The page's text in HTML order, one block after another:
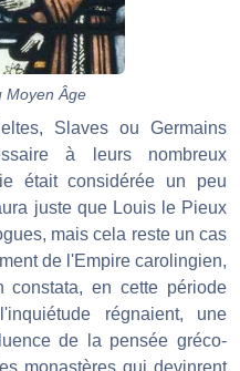
Moyen Âge
Slaves ou Germains
à leurs nombreux
était considérée un peu
juste que Louis le Pieux
mais cela reste un cas
de l'Empire carolingien,
constata, en cette période
régnaient, une
de la pensée gréco-
monastères qui devinrent